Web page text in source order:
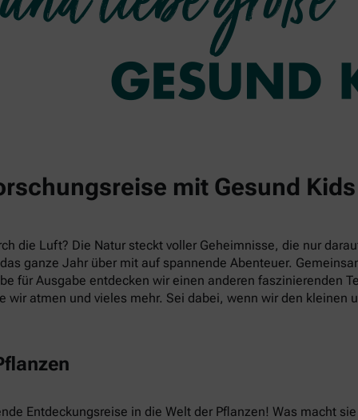
mit Gesund Kids
die Luft? Die Natur steckt voller Geheimnisse, die nur
ganze Jahr über mit auf spannende Abenteuer.
für Ausgabe entdecken wir einen anderen faszinierenden
atmen und vieles mehr. Sei dabei, wenn wir den kleinen
Entdeckungsreise in die Welt der Pflanzen! Was macht